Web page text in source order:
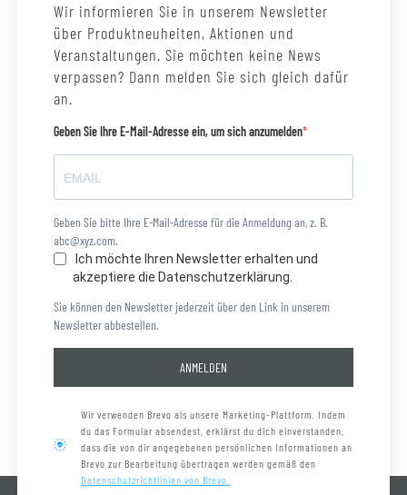
Wir informieren Sie in unserem Newsletter
über Produktneuheiten, Aktionen und
Veranstaltungen. Sie möchten keine News
verpassen? Dann melden Sie sich gleich dafür
an.
Geben Sie Ihre E-Mail-Adresse ein, um sich anzumelden
Geben Sie bitte Ihre E-Mail-Adresse für die Anmeldung an, z. B.
abc@xyz.com.
Ich möchte Ihren Newsletter erhalten und
akzeptiere die Datenschutzerklärung.
Sie können den Newsletter jederzeit über den Link in unserem
Newsletter abbestellen.
ANMELDEN
Wir verwenden Brevo als unsere Marketing-Plattform. Indem
du das Formular absendest, erklärst du dich einverstanden,
dass die von dir angegebenen persönlichen Informationen an
Brevo zur Bearbeitung übertragen werden gemäß den
Datenschutzrichtlinien von Brevo.